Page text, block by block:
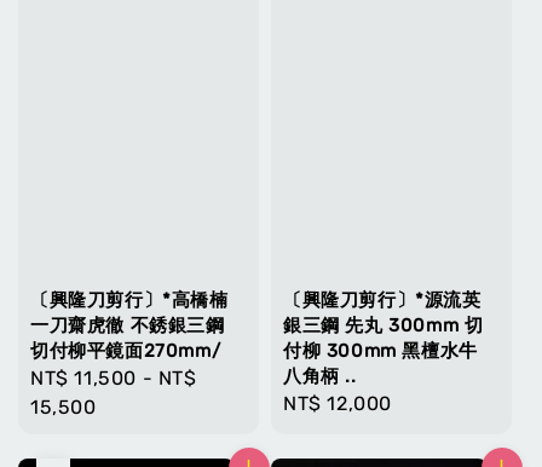
〔興隆刀剪行〕*高橋楠
一刀齋虎徹 不銹銀三鋼
切付柳平鏡面270mm/
Regular
price
NT$ 11,500 - NT$
15,500
〔興隆刀剪行〕*源流英
銀三鋼 先丸 300mm 切
付柳 300mm 黑檀水牛
八角柄 ..
Regular
NT$ 12,000